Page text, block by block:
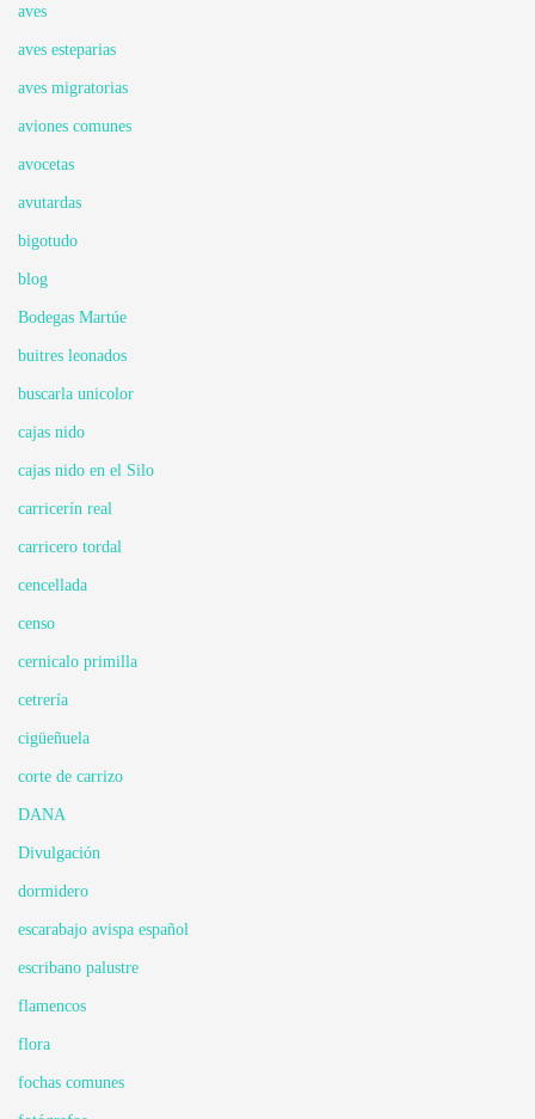
aves
aves esteparias
aves migratorias
aviones comunes
avocetas
avutardas
bigotudo
blog
Bodegas Martúe
buitres leonados
buscarla unicolor
cajas nido
cajas nido en el Silo
carricerín real
carricero tordal
cencellada
censo
cernicalo primilla
cetrería
cigüeñuela
corte de carrizo
DANA
Divulgación
dormidero
escarabajo avispa español
escribano palustre
flamencos
flora
fochas comunes